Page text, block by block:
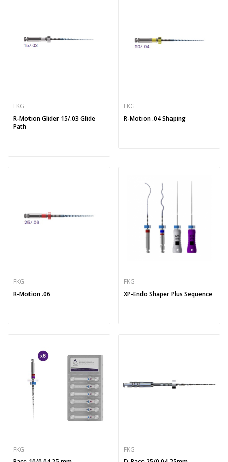
FKG
R-Motion Glider 15/.03 Glide
Path
FKG
R-Motion .04 Shaping
FKG
R-Motion .06
FKG
XP-Endo Shaper Plus Sequence
FKG
FKG